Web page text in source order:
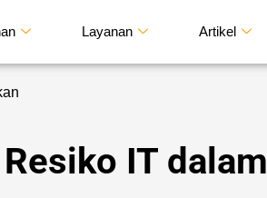
Layanan Artikel
IT dalam